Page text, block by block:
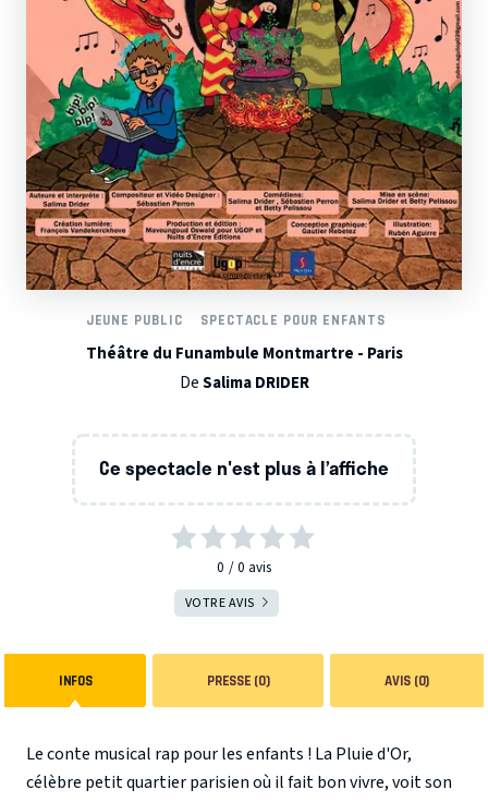
JEUNE PUBLIC SPECTACLE POUR ENFANTS
Théâtre du Funambule Montmartre - Paris
DeSalima DRIDER
Ce spectacle n'est plus à l’affiche
0 0 avis
VOTRE AVIS
INFOS PRESSE (0) AVIS (0)
Le conte musical rap pour les enfants ! La Pluie d'Or,
célèbre petit quartier parisien où il fait bon vivre, voit son